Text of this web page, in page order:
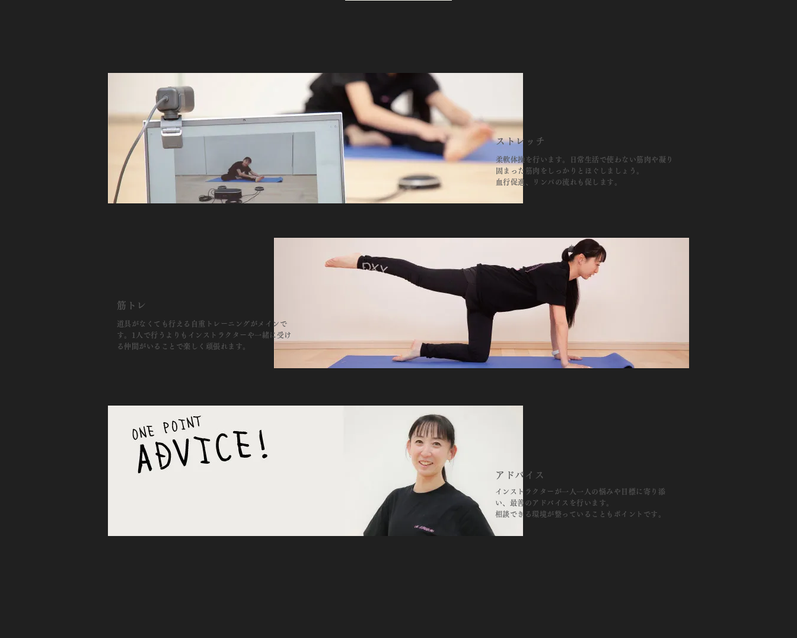
柔軟体操を行います。日常生活で使わない筋肉や凝り
固まった筋肉をしっかりとほぐしましょう。
血行促進、リンパの流れも促します。
ストレッチ
道具がなくても行える自重トレーニングがメインで
す。1人で行うよりもインストラクターや一緒に受け
る仲間がいることで楽しく頑張れます。
筋トレ
アドバイス
インストラクターが一人一人の悩みや目標に寄り添
い、最善のアドバイスを行います。
相談できる環境が整っていることもポイントです。